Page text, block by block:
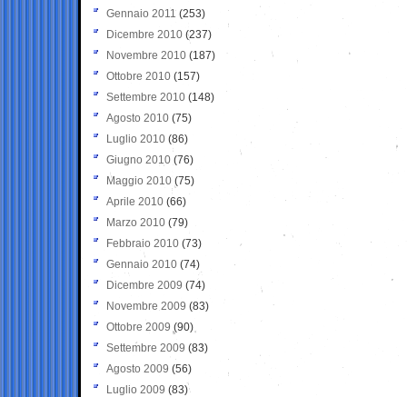
Gennaio 2011 (253)
Dicembre 2010 (237)
Novembre 2010 (187)
Ottobre 2010 (157)
Settembre 2010 (148)
Agosto 2010 (75)
Luglio 2010 (86)
Giugno 2010 (76)
Maggio 2010 (75)
Aprile 2010 (66)
Marzo 2010 (79)
Febbraio 2010 (73)
Gennaio 2010 (74)
Dicembre 2009 (74)
Novembre 2009 (83)
Ottobre 2009 (90)
Settembre 2009 (83)
Agosto 2009 (56)
Luglio 2009 (83)